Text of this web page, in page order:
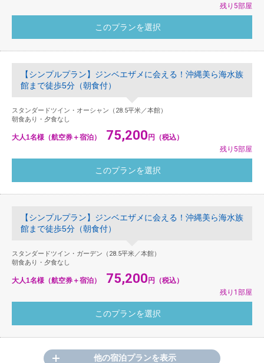
残り5部屋
【シンプルプラン】ジンベエザメに会える！沖縄美ら海水族
館まで徒歩5分（朝食付）
スタンダードツイン・オーシャン（28.5平米／本館）
朝食あり・夕食なし
大人1名様（航空券＋宿泊） 75,200円（税込）
残り5部屋
【シンプルプラン】ジンベエザメに会える！沖縄美ら海水族
館まで徒歩5分（朝食付）
スタンダードツイン・ガーデン（28.5平米／本館）
朝食あり・夕食なし
大人1名様（航空券＋宿泊） 75,200円（税込）
残り1部屋
他の宿泊プランを表示